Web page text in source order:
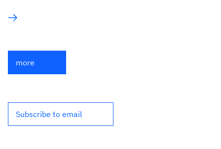
more
Subscribe to email